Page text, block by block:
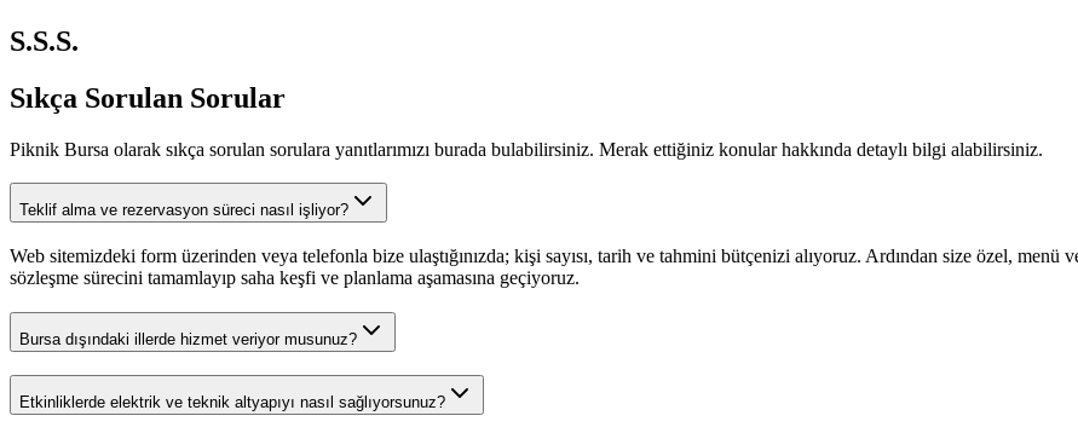
S.S.S.
Sıkça Sorulan Sorular
Piknik Bursa olarak sıkça sorulan sorulara yanıtlarımızı burada bulabilirsiniz. Merak ettiğiniz konular hakkında detaylı bilgi alabilirsiniz.
Teklif alma ve rezervasyon süreci nasıl işliyor?
Web sitemizdeki form üzerinden veya telefonla bize ulaştığınızda; kişi sayısı, tarih ve tahmini bütçenizi alıyoruz. Ardından size özel,
sözleşme sürecini tamamlayıp saha keşfi ve planlama aşamasına geçiyoruz.
Bursa dışındaki illerde hizmet veriyor musunuz?
Etkinliklerde elektrik ve teknik altyapıyı nasıl sağlıyorsunuz?